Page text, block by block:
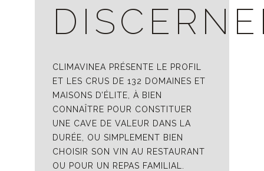
CLIMAVINEA PRÉSENTE LE PROFIL
ET LES CRUS DE 132 DOMAINES ET
MAISONS D’ÉLITE, À BIEN
CONNAÎTRE POUR CONSTITUER
UNE CAVE DE VALEUR DANS LA
DURÉE, OU SIMPLEMENT BIEN
CHOISIR SON VIN AU RESTAURANT
OU POUR UN REPAS FAMILIAL.